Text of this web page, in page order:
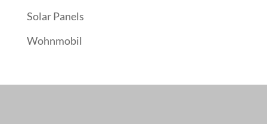
Solar Panels
Wohnmobil